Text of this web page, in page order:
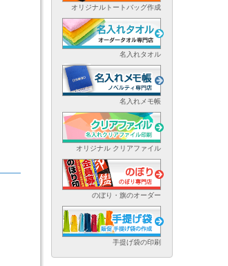
オリジナルトートバッグ作成
名入れタオル
名入れメモ帳
オリジナル クリアファイル
のぼり・旗のオーダー
手提げ袋の印刷